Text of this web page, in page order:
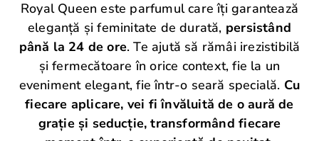
Royal Queen este parfumul care îți garantează
eleganță și feminitate de durată, persistând
până la 24 de ore. Te ajută să rămâi irezistibilă
și fermecătoare în orice context, fie la un
eveniment elegant, fie într-o seară specială. Cu
fiecare aplicare, vei fi învăluită de o aură de
grație și seducție, transformând fiecare